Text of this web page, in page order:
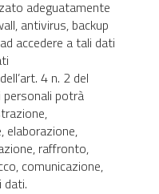
adeguatamente
antivirus, backup
accedere a tali dati
4 n. 2 del
personali potrà
elaborazione,
raffronto,
comunicazione,
dati.